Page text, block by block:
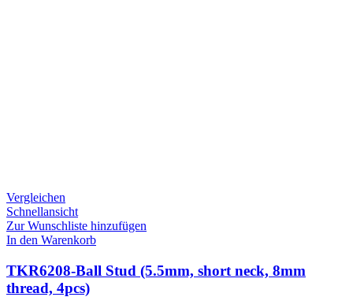
Vergleichen
Schnellansicht
Zur Wunschliste hinzufügen
In den Warenkorb
TKR6208-Ball Stud (5.5mm, short neck, 8mm
thread, 4pcs)